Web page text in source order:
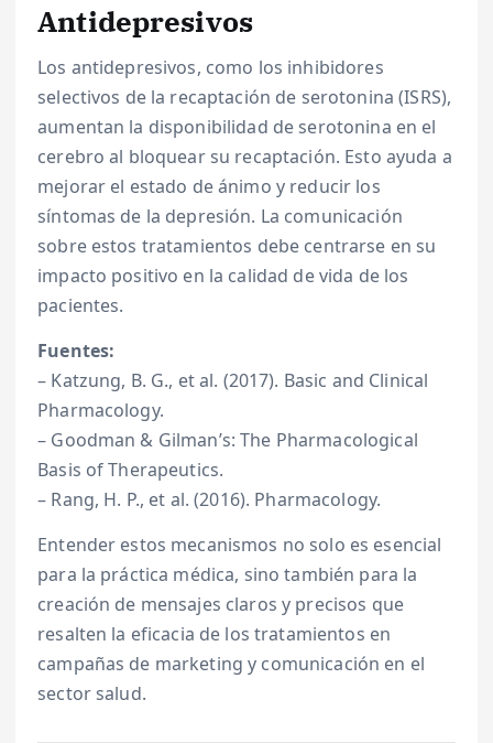
Antidepresivos
Los antidepresivos, como los inhibidores
selectivos de la recaptación de serotonina (ISRS),
aumentan la disponibilidad de serotonina en el
cerebro al bloquear su recaptación. Esto ayuda a
mejorar el estado de ánimo y reducir los
síntomas de la depresión. La comunicación
sobre estos tratamientos debe centrarse en su
impacto positivo en la calidad de vida de los
pacientes.
Fuentes:
– Katzung, B. G., et al. (2017). Basic and Clinical
Pharmacology.
– Goodman & Gilman’s: The Pharmacological
Basis of Therapeutics.
– Rang, H. P., et al. (2016). Pharmacology.
Entender estos mecanismos no solo es esencial
para la práctica médica, sino también para la
creación de mensajes claros y precisos que
resalten la eficacia de los tratamientos en
campañas de marketing y comunicación en el
sector salud.